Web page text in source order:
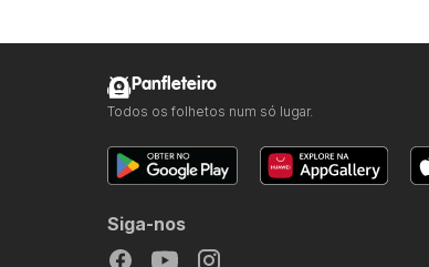
Panfleteiro
Todos os folhetos num só lugar.
Siga-nos